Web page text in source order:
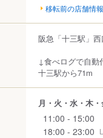
移転前の店舗情
阪急「十三駅」
↓食べログで自動
十三駅から71m
月・火・水・木
11:00 - 15:00
18:00 - 23:00